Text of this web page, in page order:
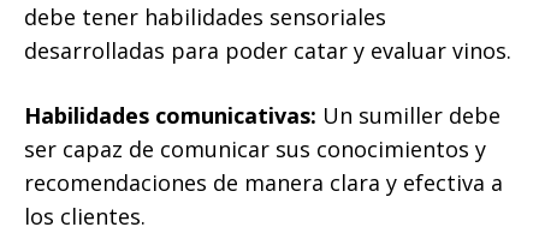
debe tener habilidades sensoriales
desarrolladas para poder catar y evaluar vinos.
Habilidades comunicativas: Un sumiller debe
ser capaz de comunicar sus conocimientos y
recomendaciones de manera clara y efectiva a
los clientes.